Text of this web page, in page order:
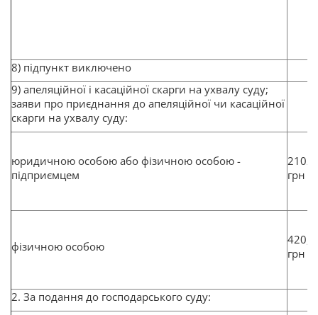
8) підпункт виключено
9) апеляційної і касаційної скарги на ухвалу суду;
заяви про приєднання до апеляційної чи касаційної
скарги на ухвалу суду:
юридичною особою або фізичною особою -
підприємцем
2102
грн
фізичною особою
грн
2. За подання до господарського суду: